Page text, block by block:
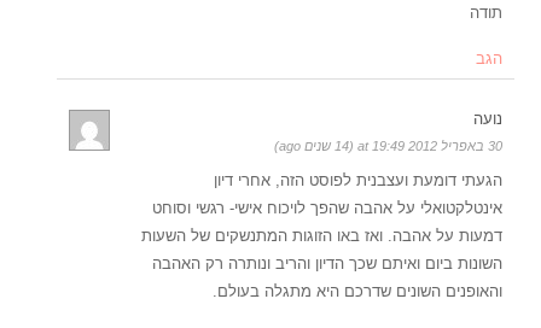
תודה
הגב
נועה
30 באפריל 2012 at 19:49 (14 שנים ago)
הגעתי דומעת ועצבנית לפוסט הזה, אחרי דיון
אינטלקטואלי על אהבה שהפך לויכוח אישי- רגשי וסוחט
דמעות על אהבה. ואז באו הזוגות המתנשקים של השעות
השונות ביום ואיתם שכך הדיון והריב ונותרה רק האהבה
והאופנים השונים שדרכם היא מתגלה בעולם.